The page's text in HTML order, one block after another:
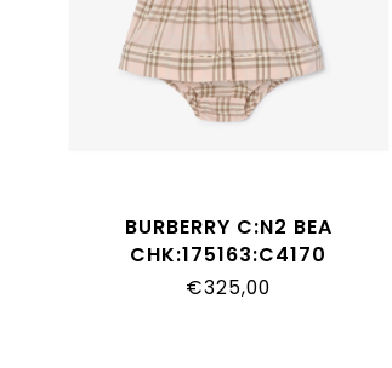
BURBERRY C:N2 BEA
CHK:175163:C4170
€325,00